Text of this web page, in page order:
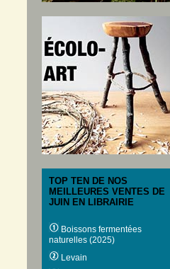
TOP TEN DE NOS
MEILLEURES VENTES DE
JUIN EN LIBRAIRIE
Boissons fermentées
naturelles (2025)
Levain